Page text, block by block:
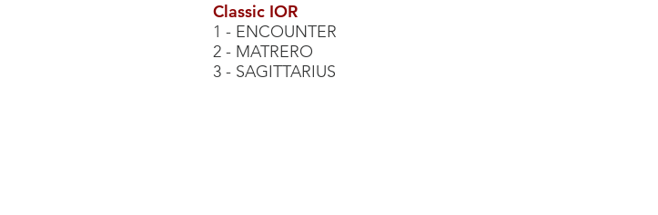
Classic IOR
1 - ENCOUNTER
2 - MATRERO
3 - SAGITTARIUS